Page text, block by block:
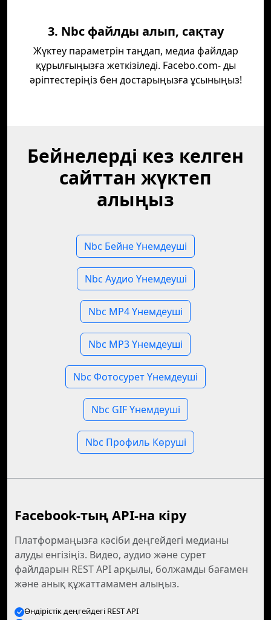
3. Nbc файлды алып, сақтау
Жүктеу параметрін таңдап, медиа файлдар
құрылғыңызға жеткізіледі. Facebo.com- ды
әріптестеріңіз бен достарыңызға ұсыныңыз!
Бейнелерді кез келген
сайттан жүктеп
алыңыз
Nbc Бейне Үнемдеуші
Nbc Аудио Үнемдеуші
Nbc MP4 Үнемдеуші
Nbc MP3 Үнемдеуші
Nbc Фотосурет Үнемдеуші
Nbc GIF Үнемдеуші
Nbc Профиль Көруші
Facebook-тың API-на кіру
Платформаңызға кәсіби деңгейдегі медианы
алуды енгізіңіз. Видео, аудио және сурет
файлдарын REST API арқылы, болжамды бағамен
және анық құжаттамамен алыңыз.
Өндірістік деңгейдегі REST API